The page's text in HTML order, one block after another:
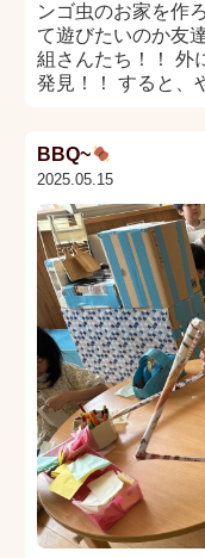
ンゴ虫のお家を作
て遊びたいのか友
組さんたち！！ 外
発見！！ すると、
BBQ~
2025.05.15